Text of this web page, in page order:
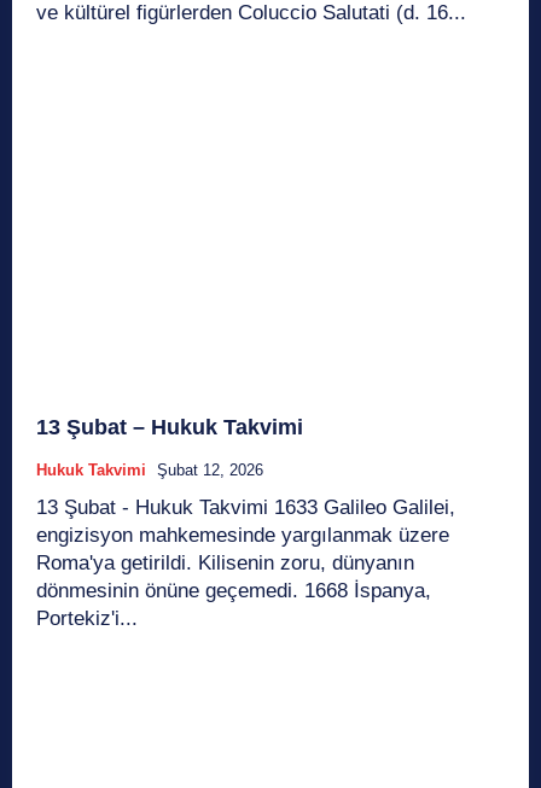
ve kültürel figürlerden Coluccio Salutati (d. 16...
13 Şubat – Hukuk Takvimi
Hukuk Takvimi Şubat 12, 2026
13 Şubat - Hukuk Takvimi 1633 Galileo Galilei,
engizisyon mahkemesinde yargılanmak üzere
Roma'ya getirildi. Kilisenin zoru, dünyanın
dönmesinin önüne geçemedi. 1668 İspanya,
Portekiz'i...